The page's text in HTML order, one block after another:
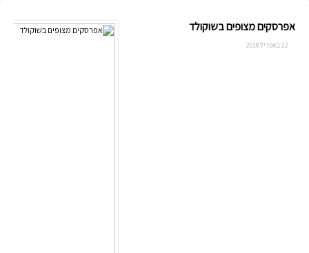
אפרסקים מצופים בשוקולד
22 באפריל 2018